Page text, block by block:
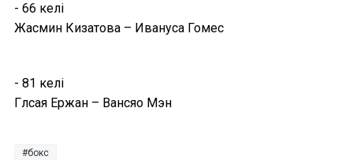
- 66 келі
Жасмин Кизатова – Ивануса Гомес
- 81 келі
Гүлсая Ержан – Вансяо Мэн
бокс